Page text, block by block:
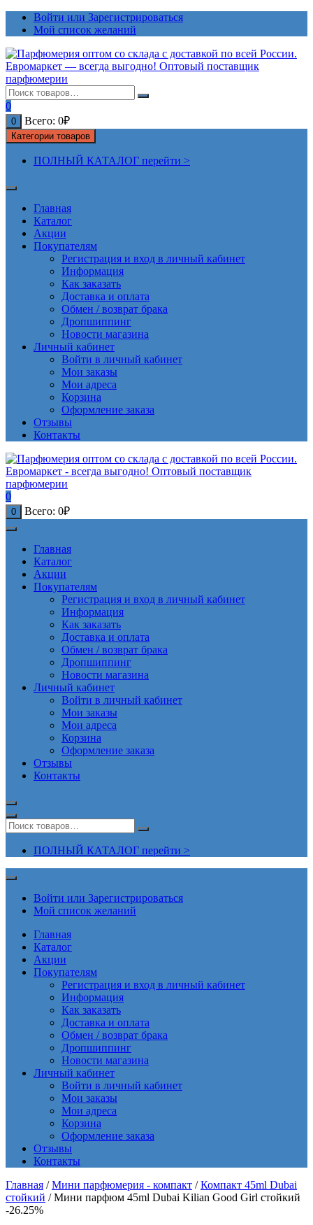
ПерейтиВойти или Зарегистрироваться
Мой список желаний
0
0 Всего: 0₽
Категории товаров
ПОЛНЫЙ КАТАЛОГ перейти >
Главная
Каталог
Акции
Покупателям
Регистрация и вход в личный кабинет
Информация
Как заказать
Доставка и оплата
Обмен / возврат брака
Дропшиппинг
Новости магазина
Личный кабинет
Войти в личный кабинет
Мои заказы
Мои адреса
Корзина
Оформление заказа
Отзывы
Контакты
0
0 Всего: 0₽
Главная
Каталог
Акции
Покупателям
Регистрация и вход в личный кабинет
Информация
Как заказать
Доставка и оплата
Обмен / возврат брака
Дропшиппинг
Новости магазина
Личный кабинет
Войти в личный кабинет
Мои заказы
Мои адреса
Корзина
Оформление заказа
Отзывы
Контакты
ПОЛНЫЙ КАТАЛОГ перейти >
Войти или Зарегистрироваться
Мой список желаний
Главная
Каталог
Акции
Покупателям
Регистрация и вход в личный кабинет
Информация
Как заказать
Доставка и оплата
Обмен / возврат брака
Дропшиппинг
Новости магазина
Личный кабинет
Войти в личный кабинет
Мои заказы
Мои адреса
Корзина
Оформление заказа
Отзывы
Контакты
Главная /Мини парфюмерия - компакт /Компакт 45ml Dubai
стойкий / Мини парфюм 45ml Dubai Kilian Good Girl стойкий
-26.25%